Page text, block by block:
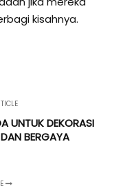
kisahnya.
UNTUK DEKORASI
BERGAYA